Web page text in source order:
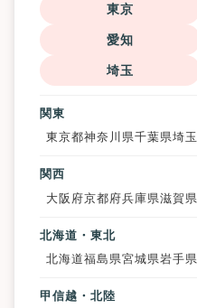
東京
愛知
埼玉
関東
東京都神奈川県千葉県埼
関西
大阪府京都府兵庫県滋賀県
北海道・東北
北海道福島県宮城県岩手県
甲信越・北陸